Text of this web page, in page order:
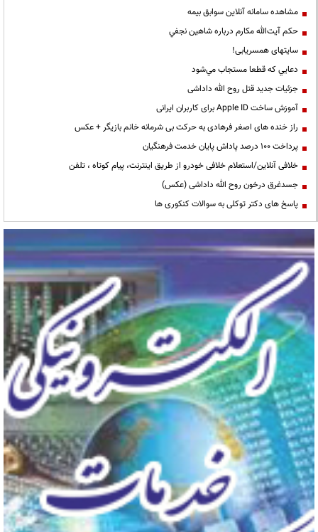
مشاهده سامانه آنلاين سوابق بیمه
حكم آيت‌الله مكارم درباره شاهين نجفي
سایتهای همسریابی!
دعايي كه قطعا مستجاب مي‌شود
جزئیات جدید قتل روح الله داداشی
آموزش ساخت Apple ID برای کاربران ایرانی
راز خنده های اصغر فرهادی به حرکت بی شرمانه خانم بازیگر + عکس
پرداخت ۱۰۰ درصد پاداش پایان خدمت فرهنگیان
خلافی آنلاین/استعلام خلافی خودرو از طریق اینترنت، پیام کوتاه ، تلفن
جسدغرق درخون روح الله داداشی (عکس)
پاسخ های دکتر توکلی به سوالات کنکوری ها